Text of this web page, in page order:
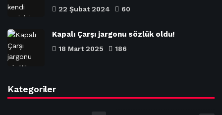
22 Şubat 2024 60
Kapalı Çarşı jargonu sözlük oldu!
18 Mart 2025 186
Kategoriler